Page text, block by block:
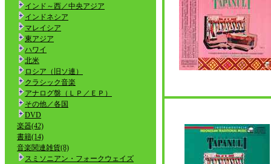
インド～西／中央アジア
インドネシア
マレイシア
東アジア
ハワイ
北米
ロシア（旧ソ連）
クラシック音楽
アナログ盤（ＬＰ／ＥＰ）
その他／各国
DVD
楽器(42)
書籍(14)
音楽関連雑貨(8)
スミソニアン・フォークウェイズ